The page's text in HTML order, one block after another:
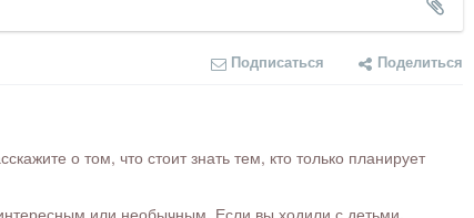
Подписаться Поделиться
о том, что стоит знать тем, кто только планирует